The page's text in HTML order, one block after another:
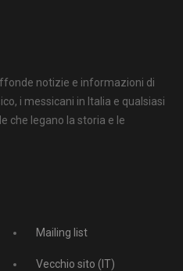
notizie e informazioni di
i messicani in Italia e qualsiasi
che legano la storia e le
Mailing list
Vecchio sito (IT)